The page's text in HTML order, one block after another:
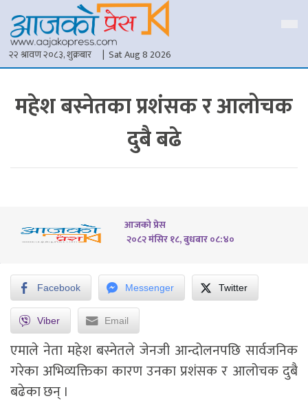
२२ श्रावण २०८३, शुक्रबार | Sat Aug 8 2026
महेश बस्नेतका प्रशंसक र आलोचक
दुबै बढे
आजको प्रेस
२०८२ मंसिर १८, बुधबार ०८:४०
Facebook Messenger Twitter
Viber Email
एमाले नेता महेश बस्नेतले जेनजी आन्दोलनपछि सार्वजनिक
गरेका अभिव्यक्तिका कारण उनका प्रशंसक र आलोचक दुबै
बढेका छन् ।